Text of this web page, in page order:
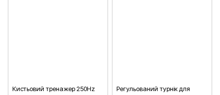
Кистьовий тренажер 250Hz
Регульований турнік для